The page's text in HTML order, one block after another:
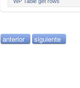
anterior siguiente